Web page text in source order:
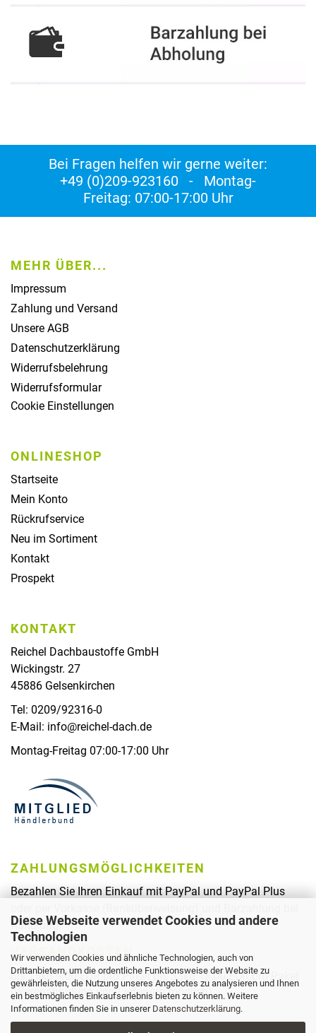
Diese Webseite verwendet Cookies und andere
Technologien
Wir verwenden Cookies und ähnliche Technologien, auch von
Drittanbietern, um die ordentliche Funktionsweise der Website zu
gewährleisten, die Nutzung unseres Angebotes zu analysieren und Ihnen
ein bestmögliches Einkaufserlebnis bieten zu können. Weitere
Informationen finden Sie in unserer Datenschutzerklärung.
Bei Fragen helfen wir gerne weiter:
+49 (0)209-923160 - Montag-
Freitag: 07:00-17:00 Uhr
MEHR ÜBER...
Impressum
Zahlung und Versand
Unsere AGB
Datenschutzerklärung
Widerrufsbelehrung
Widerrufsformular
Cookie Einstellungen
ONLINESHOP
Startseite
Mein Konto
Rückrufservice
Neu im Sortiment
Kontakt
Prospekt
KONTAKT
Reichel Dachbaustoffe GmbH
Wickingstr. 27
45886 Gelsenkirchen
Tel: 0209/92316-0
E-Mail: info@reichel-dach.de
Montag-Freitag 07:00-17:00 Uhr
ZAHLUNGSMÖGLICHKEITEN
Bezahlen Sie Ihren Einkauf mit PayPal und PayPal Plus
Abholung.
VERSANDKOSTEN
bis 15kg 9,00 EUR pro Paket bis 33kg 18,00 EUR pro Paket
(Warenabholung und Lieferung möglich)